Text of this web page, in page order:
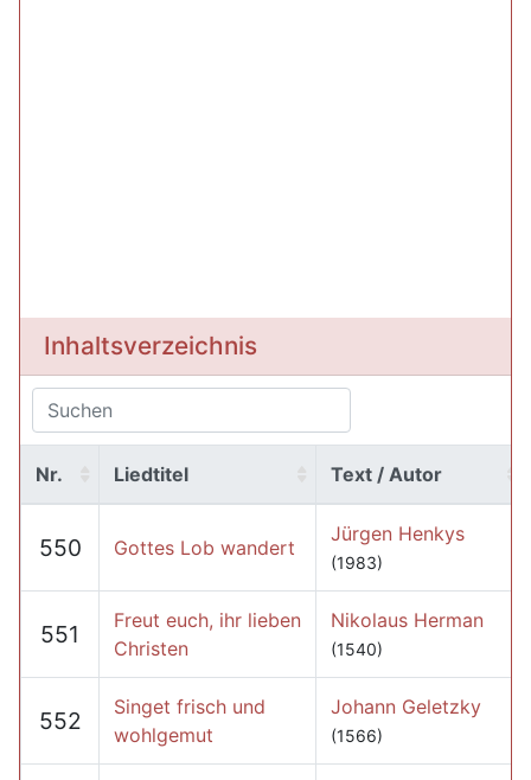
Inhaltsverzeichnis
Nr. Liedtitel Text / Autor
550 Gottes Lob wandert
Jürgen Henkys
(1983)
551
Freut euch, ihr lieben
Christen
Nikolaus Herman
(1540)
552
Singet frisch und
wohlgemut
Johann Geletzky
(1566)